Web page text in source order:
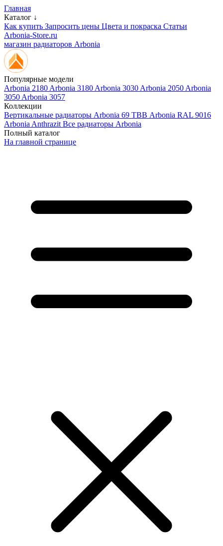
Главная
Каталог ↓
Как купить Запросить цены Цвета и покраска Статьи
Arbonia-Store.ru
магазин радиаторов Arbonia
Популярные модели
Arbonia 2180 Arbonia 3180 Arbonia 3030 Arbonia 2050 Arbonia
3050 Arbonia 3057
Коллекции
Вертикальные радиаторы Arbonia 69 ТВВ Arbonia RAL 9016
Arbonia Anthrazit Все радиаторы Arbonia
Полный каталог
На главной странице